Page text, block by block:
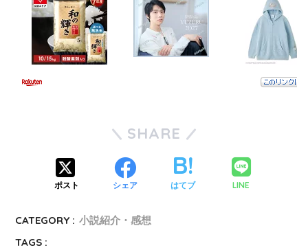
SHARE
ポスト シェア はてブ LINE
CATEGORY : 小説紹介・感想
TAGS :